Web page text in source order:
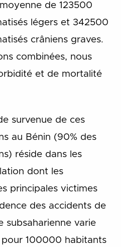
de 123500
légers et 342500
crâniens graves.
combinées, nous
et de mortalité
survenue de ces
au Bénin (90% des
réside dans les
dont les
principales victimes
des accidents de
subsaharienne varie
pour 100000 habitants